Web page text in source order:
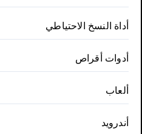
أداة النسخ الاحتياطي
أدوات أقراص
ألعاب
أندرويد